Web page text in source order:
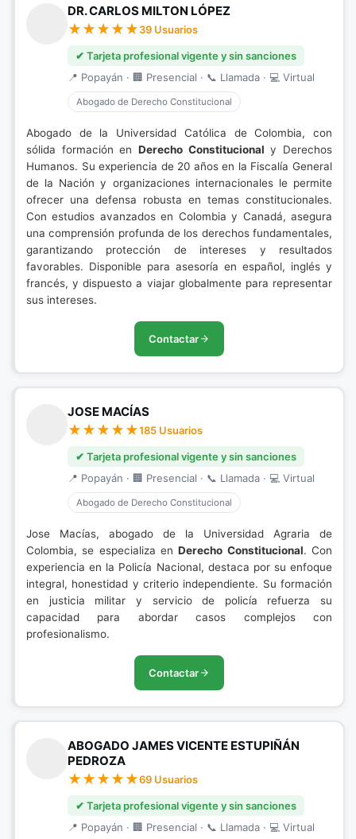
DR. CARLOS MILTON LÓPEZ
39 Usuarios
✔ Tarjeta profesional vigente y sin sanciones
📍 Popayán · 🏢 Presencial · 📞 Llamada · 💻 Virtual
Abogado de Derecho Constitucional
Abogado de la Universidad Católica de Colombia, con
sólida formación en Derecho Constitucional y Derechos
Humanos. Su experiencia de 20 años en la Fiscalía General
de la Nación y organizaciones internacionales le permite
ofrecer una defensa robusta en temas constitucionales.
Con estudios avanzados en Colombia y Canadá, asegura
una comprensión profunda de los derechos fundamentales,
garantizando protección de intereses y resultados
favorables. Disponible para asesoría en español, inglés y
francés, y dispuesto a viajar globalmente para representar
sus intereses.
Contactar
JOSE MACÍAS
185 Usuarios
✔ Tarjeta profesional vigente y sin sanciones
📍 Popayán · 🏢 Presencial · 📞 Llamada · 💻 Virtual
Abogado de Derecho Constitucional
Jose Macías, abogado de la Universidad Agraria de
Colombia, se especializa enDerecho Constitucional. Con
experiencia en la Policía Nacional, destaca por su enfoque
integral, honestidad y criterio independiente. Su formación
en justicia militar y servicio de policía refuerza su
capacidad para abordar casos complejos con
profesionalismo.
Contactar
ABOGADO JAMES VICENTE ESTUPIÑÁN
PEDROZA
69 Usuarios
✔ Tarjeta profesional vigente y sin sanciones
📍 Popayán · 🏢 Presencial · 📞 Llamada · 💻 Virtual